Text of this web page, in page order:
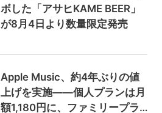
ボした「アサヒKAME BEER」
が8月4日より数量限定発売
Apple Music、約4年ぶりの値
上げを実施——個人プランは月
額1,180円に、ファミリープラ